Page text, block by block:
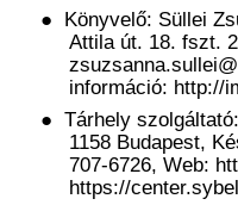
● Könyvelő: Süllei
Attila út. 18. fszt.
információ: http://
● Tárhely
1158 Budapest,
707-6726, Web:
https://